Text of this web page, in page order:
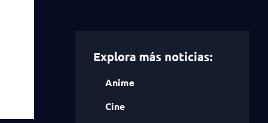
Explora más noticias:
Anime
Cine